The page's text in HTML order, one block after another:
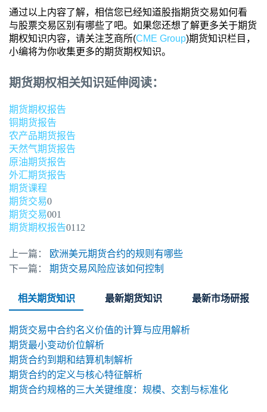
通过以上内容了解，相信您已经知道股指期货交易如何看
与股票交易区别有哪些了吧。如果您还想了解更多关于期货
期权知识内容，请关注芝商所(CME Group)期货知识栏目，
小编将为你收集更多的期货期权知识。
期货期权相关知识延伸阅读：
期货期权报告
铜期货报告
农产品期货报告
天然气期货报告
原油期货报告
外汇期货报告
期货课程
期货交易0
期货交易001
期货期权报告0112
上一篇：
欧洲美元期货合约的规则有哪些
下一篇：
期货交易风险应该如何控制
相关期货知识 最新期货知识 最新市场研报
期货交易中合约名义价值的计算与应用解析
期货最小变动价位解析
期货合约到期和结算机制解析
期货合约的定义与核心特征解析
期货合约规格的三大关键维度：规模、交割与标准化